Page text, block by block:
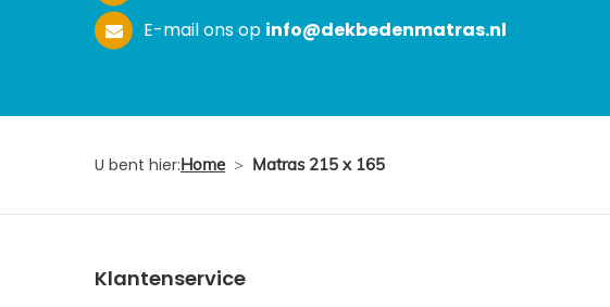
E-mail ons op info@dekbedenmatras.nl
U bent hier:Home > Matras 215 x 165
Klantenservice